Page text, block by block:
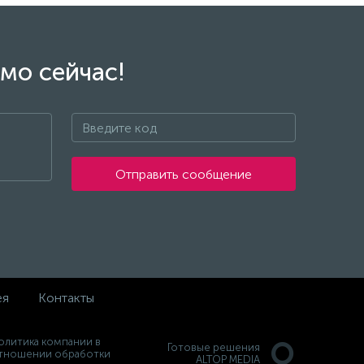
сейчас!
Отправить сообщение
Контакты
компании в
обработки
Готовые решения
ALTOP MEDIA